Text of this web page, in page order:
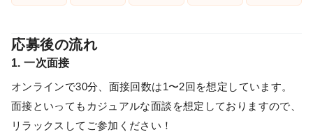
応募後の流れ
1. 一次面接
オンラインで30分、面接回数は1〜2回を想定しています。
面接といってもカジュアルな面談を想定しておりますので、
リラックスしてご参加ください！